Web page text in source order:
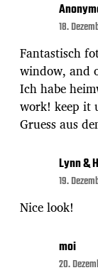
18.
Fantastisch
window, and
Ich habe
work! keep it
Gruess aus
Lynn &
19.
Nice look!
moi
20.